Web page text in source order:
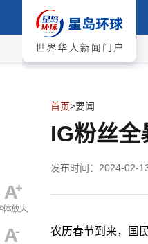
首页>要闻
IG粉丝全
发布时间：2024-02-
农历春节到来，国